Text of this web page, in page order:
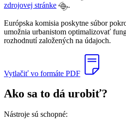
zdrojovej stránke
.
Európska komisia poskytne súbor
umožnia urbanistom optimalizovať
rozhodnutí založených na údajoch.
Vytlačiť vo formáte PDF
Ako sa to dá urobiť?
Nástroje sú schopné: